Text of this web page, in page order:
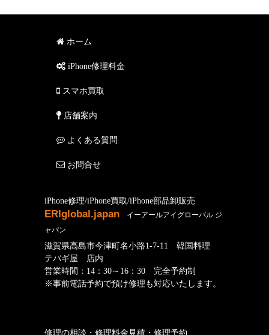
ホーム
iPhone修理料金
スマホ買取
店舗案内
よくある質問
お問合せ
iPhone修理/iPhone買取/iPhone部品卸販売
ERIglobal.japan イーアールアイグローバル.ジ
ャパン
滋賀県高島市今津町名小路1-7-11 韓国料理
テバギ屋 店内
営業時間：14：30～16：30 完全予約制
※事前電話予約で預け修理も対応いたします。
修理の相談・修理料金見積・修理予約